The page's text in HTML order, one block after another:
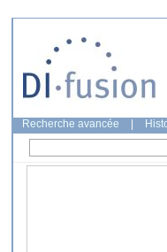
Recherche avancée